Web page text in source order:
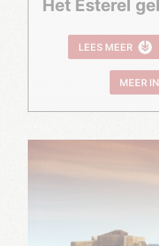
Het Esterel
LEES MEER
MEER